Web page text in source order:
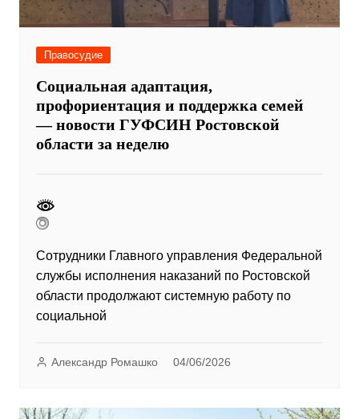
Правосудие
Социальная адаптация,
профориентация и поддержка семей
— новости ГУФСИН Ростовской
области за неделю
Сотрудники Главного управления Федеральной
службы исполнения наказаний по Ростовской
области продолжают системную работу по
социальной
Александр Ромашко 04/06/2026